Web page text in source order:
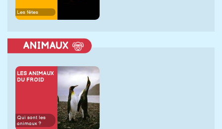
Les fêtes
ANIMAUX
LES ANIMAUX
DU FROID
Qui sont les
animaux ?